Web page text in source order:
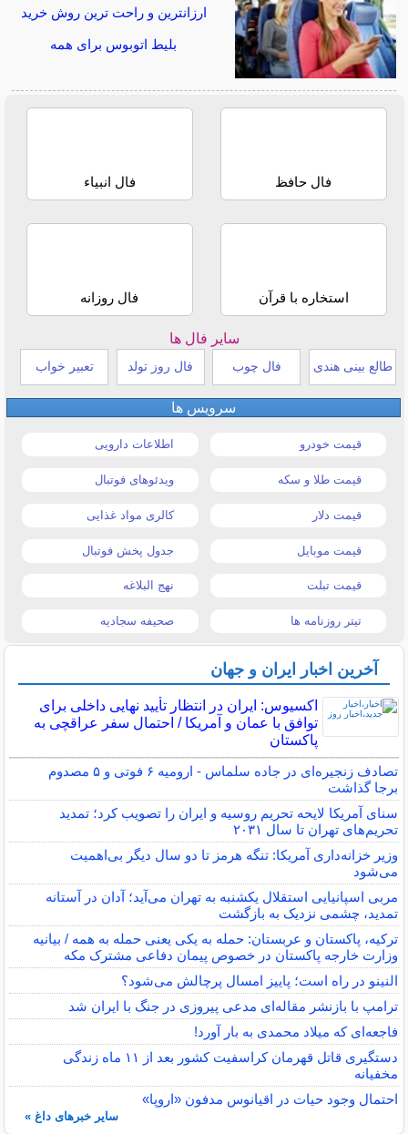
ارزانترین و راحت ترین روش خرید
بلیط اتوبوس برای همه
فال حافظ فال انبیاء
استخاره با قرآن فال روزانه
سایر فال ها
طالع بینی هندی فال چوب فال روز تولد تعبیر خواب
سرویس ها
قیمت خودرو اطلاعات دارویی
قیمت طلا و سکه ویدئوهای فوتبال
قیمت دلار کالری مواد غذایی
قیمت موبایل جدول پخش فوتبال
قیمت تبلت نهج البلاغه
تیتر روزنامه ها صحیفه سجادیه
آخرین اخبار ایران و جهان
اکسیوس: ایران در انتظار تأیید نهایی داخلی برای
توافق با عمان و آمریکا / احتمال سفر عراقچی به
پاکستان
تصادف زنجیره‌ای در جاده سلماس - ارومیه ۶ فوتی و ۵ مصدوم
برجا گذاشت
سنای آمریکا لایحه تحریم روسیه و ایران را تصویب کرد؛ تمدید
تحریم‌های تهران تا سال ۲۰۳۱
وزیر خزانه‌داری آمریکا: تنگه هرمز تا دو سال دیگر بی‌اهمیت
می‌شود
مربی اسپانیایی استقلال یکشنبه به تهران می‌آید؛ آدان در آستانه
تمدید، چشمی نزدیک به بازگشت
ترکیه، پاکستان و عربستان: حمله به یکی یعنی حمله به همه / بیانیه
وزارت خارجه پاکستان در خصوص پیمان دفاعی مشترک مکه
النینو در راه است؛ پاییز امسال پرچالش می‌شود؟
ترامپ با بازنشر مقاله‌ای مدعی پیروزی در جنگ با ایران شد
فاجعه‌ای که میلاد محمدی به بار آورد!
دستگیری قاتل قهرمان کراسفیت کشور بعد از ۱۱ ماه زندگی
مخفیانه
احتمال وجود حیات در اقیانوس مدفون «اروپا»
سایر خبرهای داغ »